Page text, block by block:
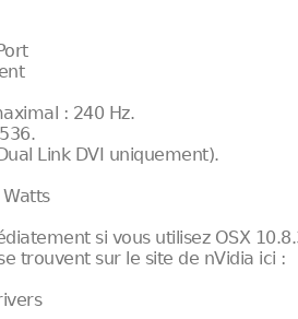
: 240 Hz.
Link DVI uniquement).
si vous utilisez OSX
trouvent sur le site de nVidia ici :